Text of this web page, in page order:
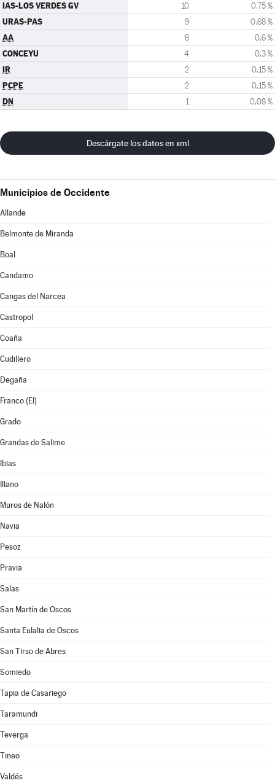
IAS-LOS VERDES GV 10 0,75 %
URAS-PAS 9 0,68 %
AA 8 0,6 %
CONCEYU 4 0,3 %
IR 2 0,15 %
PCPE 2 0,15 %
DN 1 0,08 %
Descárgate los datos en xml
Municipios de Occidente
Allande
Belmonte de Miranda
Boal
Candamo
Cangas del Narcea
Castropol
Coaña
Cudillero
Degaña
Franco (El)
Grado
Grandas de Salime
Ibias
Illano
Muros de Nalón
Navia
Pesoz
Pravia
Salas
San Martín de Oscos
Santa Eulalia de Oscos
San Tirso de Abres
Somiedo
Tapia de Casariego
Taramundi
Teverga
Tineo
Valdés